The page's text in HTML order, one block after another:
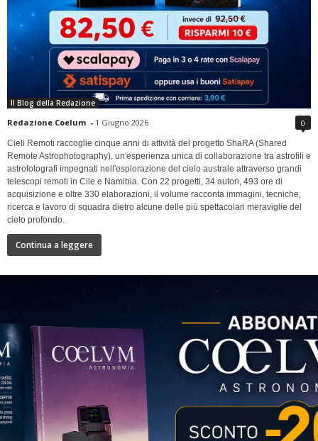
Il Blog della Redazione
Redazione Coelum - 1 Giugno 2026 0
Cieli Remoti raccoglie cinque anni di attività del progetto ShaRA (Shared
Remote Astrophotography), un'esperienza unica di collaborazione tra astrofili e
astrofotografi impegnati nell'esplorazione del cielo australe attraverso grandi
telescopi remoti in Cile e Namibia. Con 22 progetti, 34 autori, 493 ore di
acquisizione e oltre 330 elaborazioni, il volume racconta immagini, tecniche,
ricerca e lavoro di squadra dietro alcune delle più spettacolari meraviglie del
cielo profondo.
Continua a leggere